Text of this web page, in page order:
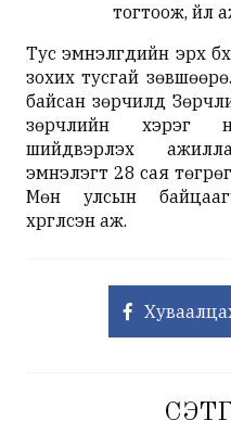
тогтоож, үйл
Тус эмнэлгүүдийн эрх
зохих тусгай
байсан зөрчилд
зөрчлийн хэрэг
шийдвэрлэх
эмнэлэгт 28 сая
Мөн улсын
хүргүүлсэн аж.